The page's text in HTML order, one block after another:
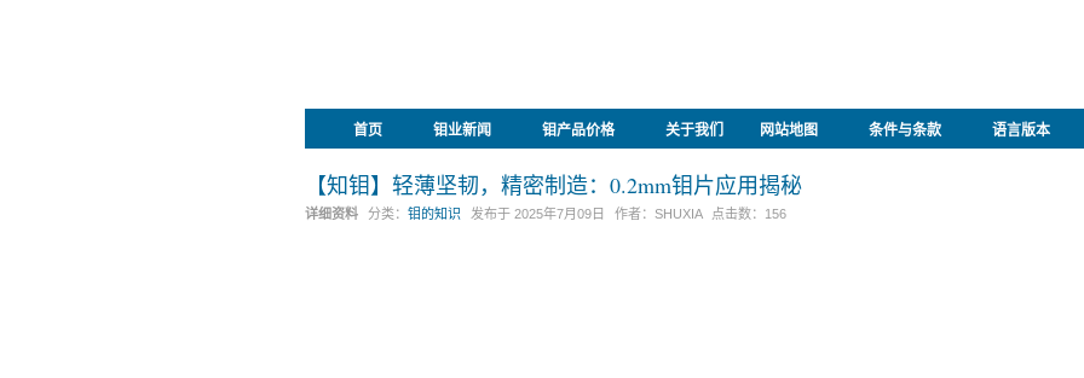
首页 钼业新闻 钼产品价格 关于我们 网站地图 条件与条款 语言版本
【知钼】轻薄坚韧，精密制造：0.2mm钼片应用揭秘
详细资料 分类： 钼的知识 发布于 2025年7月09日 作者： SHUXIA 点击数： 156